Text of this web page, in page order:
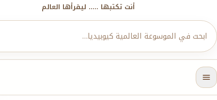
أنت تكتبها ..... ليقرأها العالم